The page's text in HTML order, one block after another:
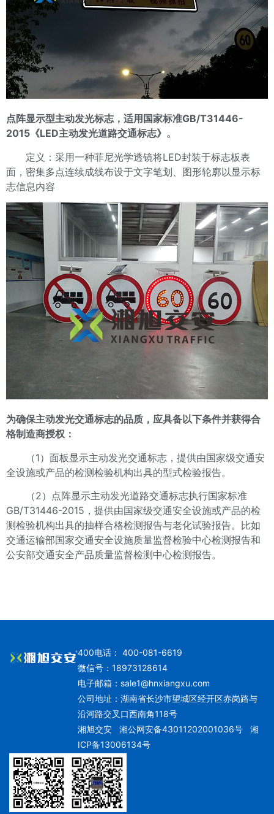
点阵显示型主动发光标志，适用国家标准GB/T31446-
2015《LED主动发光道路交通标志》。
定义：采用一种菲尼光学透镜将LED封装于标志板表
面，密集多点连续成线布设于文字笔划、图形轮廓以显示标
志信息内容
为确保主动发光交通标志的品质，应具备以下条件并获得合
格制造商授权：
（1）面板显示主动发光交通标志，提供由国家级交通安
全设施或产品的检测检验机构出具的型式检验报告。
（2）点阵显示主动发光道路交通标志执行国家标准
GB/T31446-2015，提供由国家级交通安全设施或产品的检
测检验机构出具的抽样合格检测报告与老化试验报告。比如
交通运输部国家交通安全设施质量监督检验中心检测报告和
公安部交通安全产品质量监督检测中心检测报告。
400电话： 400-081-6619
微信号：18973128614
电子邮箱： sale1@hnxiangxu.com
公司地址：湖南省长沙市望城区经开区赤岗路与
沿河路交叉口西南角118号
湘旭交安湘公网安备43011202001036号
湘
ICP备13006134号